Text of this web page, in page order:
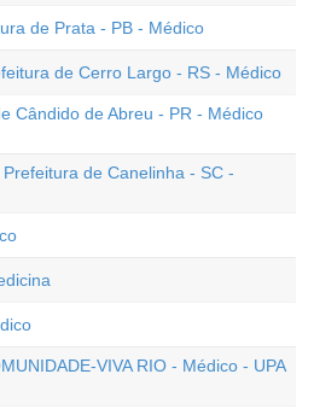
de Prata - PB - Médico
de Cerro Largo - RS - Médico
Cândido de Abreu - PR - Médico
de Canelinha - SC -
VIVA RIO - Médico - UPA